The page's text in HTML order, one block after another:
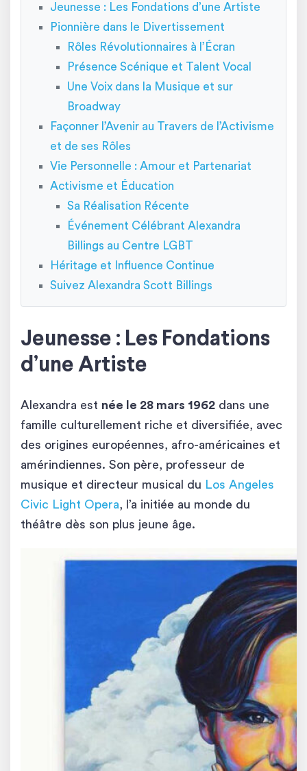
Jeunesse : Les Fondations d’une Artiste
Pionnière dans le Divertissement
Rôles Révolutionnaires à l’Écran
Présence Scénique et Talent Vocal
Une Voix dans la Musique et sur
Broadway
Façonner l’Avenir au Travers de l’Activisme
et de ses Rôles
Vie Personnelle : Amour et Partenariat
Activisme et Éducation
Sa Réalisation Récente
Événement Célébrant Alexandra
Billings au Centre LGBT
Héritage et Influence Continue
Suivez Alexandra Scott Billings
Jeunesse : Les Fondations
d’une Artiste
Alexandra est née le 28 mars 1962 dans une
famille culturellement riche et diversifiée, avec
des origines européennes, afro-américaines et
amérindiennes. Son père, professeur de
musique et directeur musical du Los Angeles
Civic Light Opera, l’a initiée au monde du
théâtre dès son plus jeune âge.